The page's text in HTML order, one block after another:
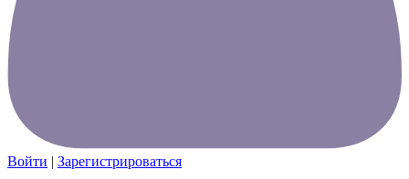
Войти | Зарегистрироваться